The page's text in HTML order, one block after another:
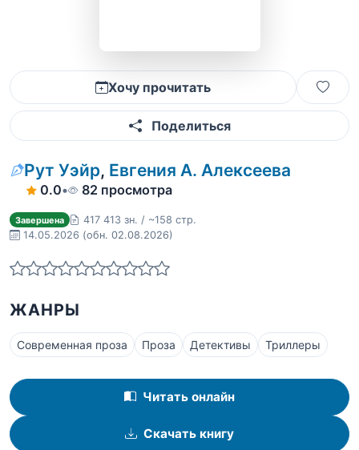
Хочу прочитать
Поделиться
Рут Уэйр, Евгения А. Алексеева
0.0• 82 просмотра
Завершена
417 413 зн. / ~158 стр.
14.05.2026 (обн. 02.08.2026)
ЖАНРЫ
Современная проза Проза Детективы Триллеры
Читать онлайн
Скачать книгу